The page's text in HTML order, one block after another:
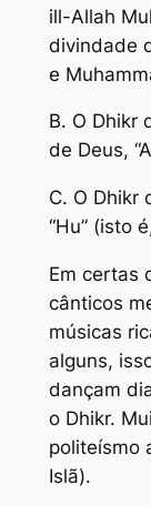
ill-Allah
divindade
e
B. O Dhikr
de Deus,
C. O Dhikr
“Hu” (isto
Em certas
cânticos
músicas
alguns,
dançam
o Dhikr.
politeísmo
Islã).